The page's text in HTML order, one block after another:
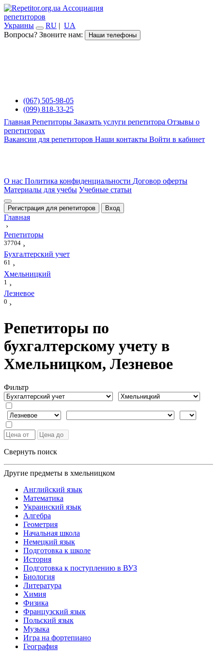
Ассоциация
репетиторов
Украины
RU | UA
Вопросы? Звоните нам:
Наши телефоны
(067) 505-98-05
(099) 818-33-25
Главная Репетиторы Заказать услуги репетитора Отзывы о
репетиторах
Вакансии для репетиторов Наши контакты Войти в кабинет
О нас Политика конфиденциальности Договор оферты
Материалы для учебы Учебные статьи
Регистрация для репетиторов Вход
Главная
›
Репетиторы
37704 ›
Бухгалтерский учет
61 ›
Хмельницкий
1 ›
Лезневое
0 ›
Репетиторы по
бухгалтерскому учету в
Хмельницком, Лезневое
Фильтр
Свернуть поиск
Другие предметы в хмельницком
Английский язык
Математика
Украинский язык
Алгебра
Геометрия
Начальная школа
Немецкий язык
Подготовка к школе
История
Подготовка к поступлению в ВУЗ
Биология
Литература
Химия
Физика
Французский язык
Польский язык
Музыка
Игра на фортепиано
География